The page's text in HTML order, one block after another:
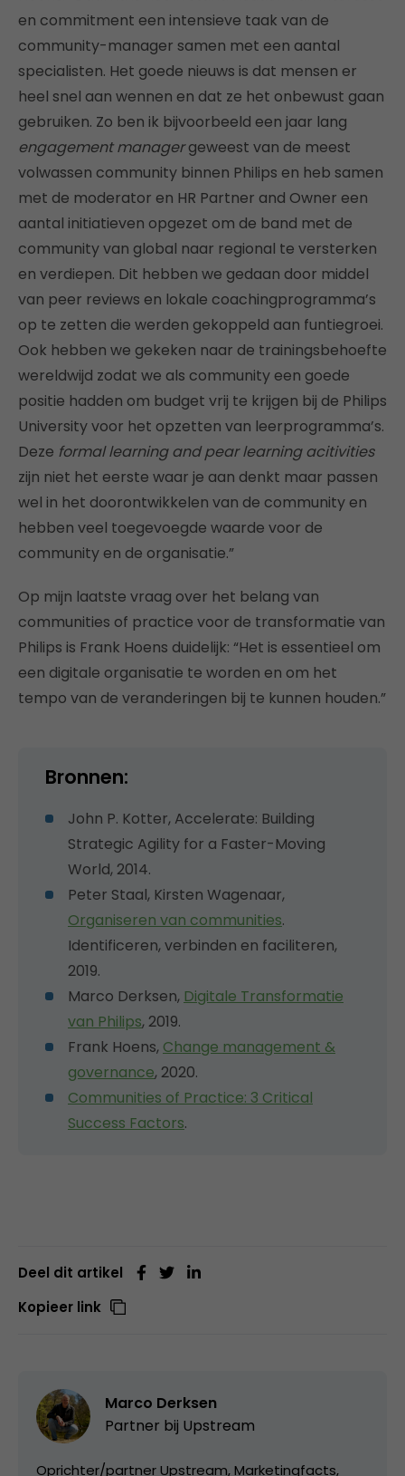
en commitment een intensieve taak van de
community-manager samen met een aantal
specialisten. Het goede nieuws is dat mensen er
heel snel aan wennen en dat ze het onbewust gaan
gebruiken. Zo ben ik bijvoorbeeld een jaar lang
engagement managergeweest van de meest
volwassen community binnen Philips en heb samen
met de moderator en HR Partner and Owner een
aantal initiatieven opgezet om de band met de
community van global naar regional te versterken
en verdiepen. Dit hebben we gedaan door middel
van peer reviews en lokale coachingprogramma’s
op te zetten die werden gekoppeld aan funtiegroei.
Ook hebben we gekeken naar de trainingsbehoefte
wereldwijd zodat we als community een goede
positie hadden om budget vrij te krijgen bij de Philips
University voor het opzetten van leerprogramma’s.
Deze formal learning and pear learning acitivities
zijn niet het eerste waar je aan denkt maar passen
wel in het doorontwikkelen van de community en
hebben veel toegevoegde waarde voor de
community en de organisatie.”
Op mijn laatste vraag over het belang van
communities of practice voor de transformatie van
Philips is Frank Hoens duidelijk: “Het is essentieel om
een digitale organisatie te worden en om het
tempo van de veranderingen bij te kunnen houden.”
Bronnen:
John P. Kotter, Accelerate: Building
Strategic Agility for a Faster-Moving
World, 2014.
Peter Staal, Kirsten Wagenaar,
Organiseren van communities.
Identificeren, verbinden en faciliteren,
2019.
Marco Derksen, Digitale Transformatie
van Philips, 2019.
Frank Hoens, Change management &
governance, 2020.
Communities of Practice: 3 Critical
Success Factors.
Deel dit artikel
Kopieer link
Marco Derksen
Partner bij Upstream
Oprichter/partner Upstream, Marketingfacts,